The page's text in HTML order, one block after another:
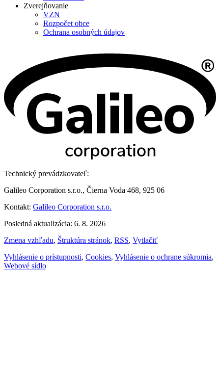
Zverejňovanie
VZN
Rozpočet obce
Ochrana osobných údajov
Technický prevádzkovateľ:
Galileo Corporation s.r.o., Čierna Voda 468, 925 06
Kontakt: Galileo Corporation s.r.o.
Posledná aktualizácia: 6. 8. 2026
Zmena vzhľadu, Štruktúra stránok, RSS, Vytlačiť
Vyhlásenie o prístupnosti, Cookies, Vyhlásenie o ochrane súkromia,
Webové sídlo